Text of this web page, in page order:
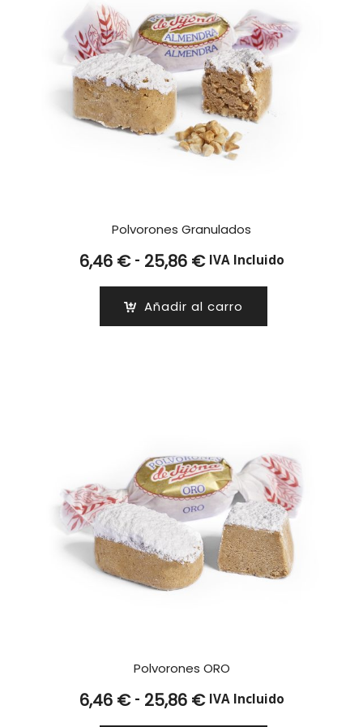
Polvorones Granulados
6,46 € - 25,86 €Rango
desde
IVA Incluido
Añadir al carro
Polvorones ORO
6,46 € - 25,86 €Rango
IVA Incluido